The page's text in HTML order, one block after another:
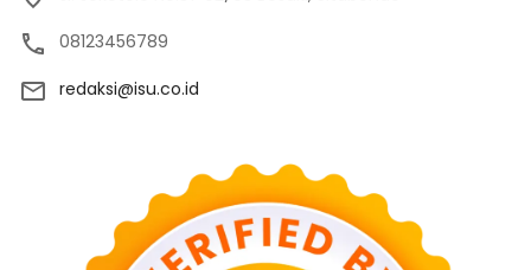
08123456789
redaksi@isu.co.id